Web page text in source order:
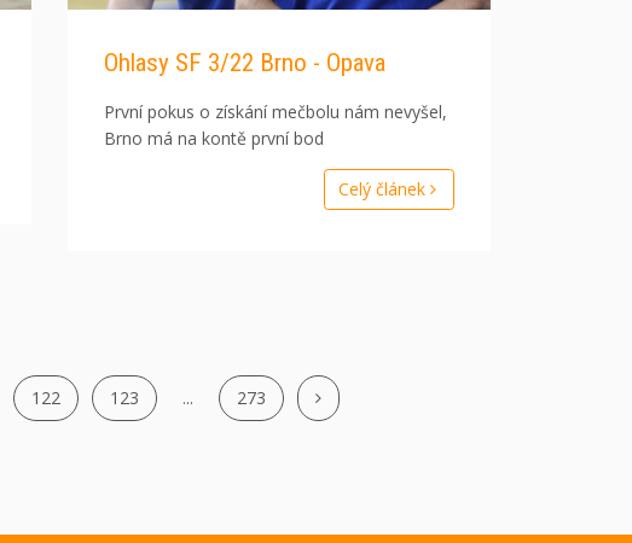
Ohlasy SF 3/22 Brno - Opava
První pokus o získání mečbolu nám nevyšel,
Brno má na kontě první bod
Celý článek
122 123 ... 273